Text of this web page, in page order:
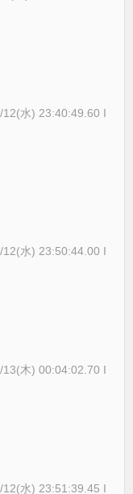
12(水) 23:40:49.60 I
12(水) 23:50:44.00 I
13(木) 00:04:02.70 I
12(水) 23:51:39.45 I